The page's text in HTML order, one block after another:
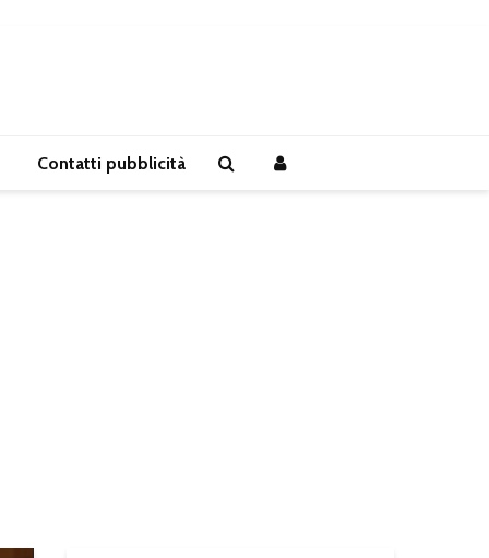
Contatti pubblicità